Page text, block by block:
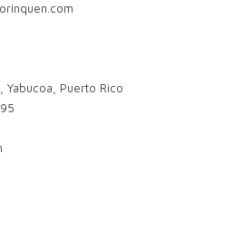
Yabucoa, Puerto Rico